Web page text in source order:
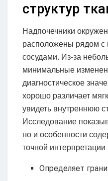
структур
Надпочечники
расположены рядом с
сосудами. Из-за
минимальные
диагностическое
хорошо различает
увидеть внутреннюю
Исследование
но и особенности
точной интерпретации
Определяет